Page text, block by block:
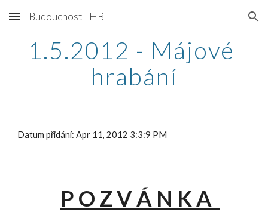
Skip to main content Skip to navigation
Budoucnost - HB
1.5.2012 - Májové
hrabání
Datum přidání: Apr 11, 2012 3:3:9 PM
P O Z V Á N K A